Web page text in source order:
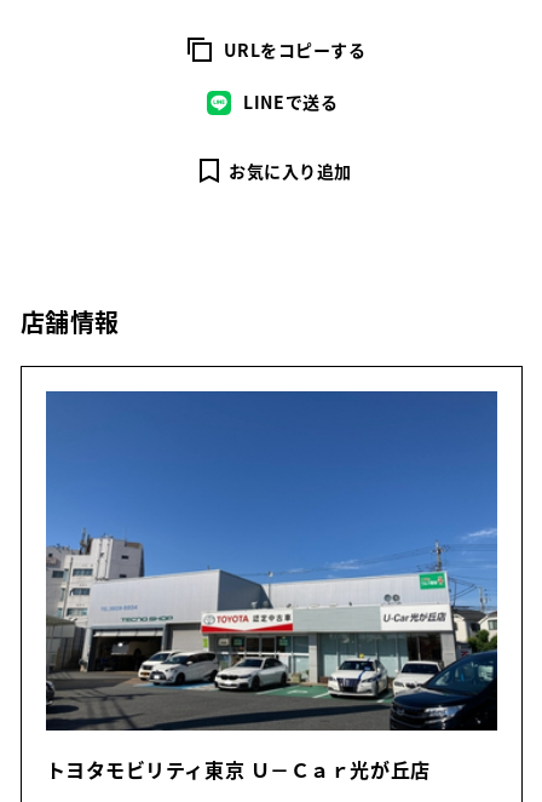
URLをコピーする
LINEで送る
お気に入り追加
店舗情報
トヨタモビリティ東京 Ｕ－Ｃａｒ光が丘店